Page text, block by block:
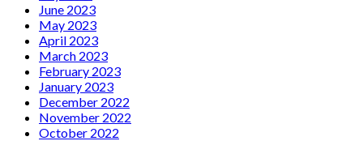
June 2023
May 2023
April 2023
March 2023
February 2023
January 2023
December 2022
November 2022
October 2022